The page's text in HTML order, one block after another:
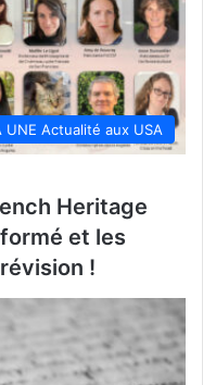
UNE Actualité aux USA
Heritage
et les
!